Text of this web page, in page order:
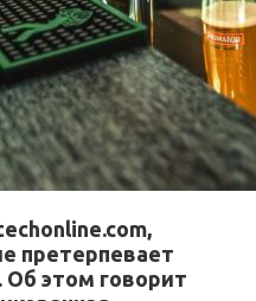
претерпевает
Об этом говорит